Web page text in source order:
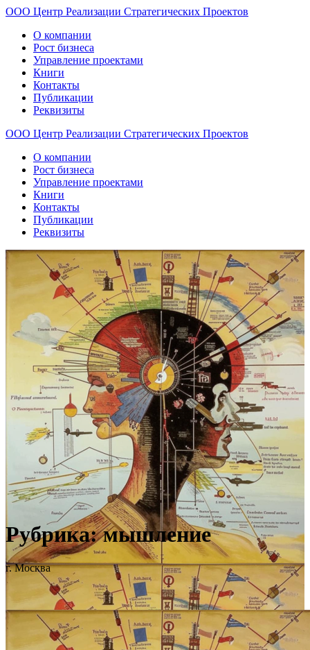
ООО Центр Реализации Стратегических Проектов
О компании
Рост бизнеса
Управление проектами
Книги
Контакты
Публикации
Реквизиты
ООО Центр Реализации Стратегических Проектов
О компании
Рост бизнеса
Управление проектами
Книги
Контакты
Публикации
Реквизиты
Рубрика:мышление
г. Москва